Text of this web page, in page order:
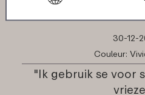
30-12-
Couleur:
"Ik gebruik se voor